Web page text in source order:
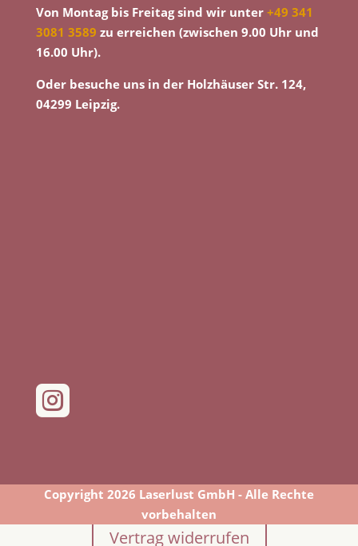
Von Montag bis Freitag sind wir unter +49 341
3081 3589 zu erreichen (zwischen 9.00 Uhr und
16.00 Uhr).
Oder besuche uns in der Holzhäuser Str. 124,
04299 Leipzig.

Copyright 2026 Laserlust GmbH - Alle Rechte
vorbehalten
Vertrag widerrufen